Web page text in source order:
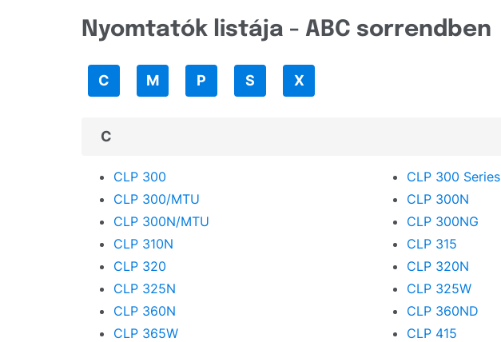
Image
Logo
Novus
OKI
Olivetti
Nyomtatók listája - ABC sorrendben
C M P S X
C
CLP 300 CLP 300 Series
CLP 300/MTU
CLP 300N
CLP 300N/MTU
CLP 300NG
CLP 310N
CLP 315
CLP 320
CLP 320N
CLP 325N
CLP 325W
CLP 360N
CLP 360ND
CLP 365W
CLP 415